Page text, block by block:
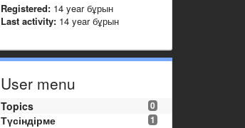
Registered: 14 year бұрын
Last activity: 14 year бұрын
User menu
0
Topics
1
Түсіндірме